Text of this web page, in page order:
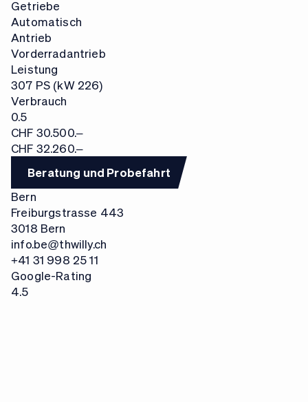
Getriebe
Automatisch
Antrieb
Vorderradantrieb
Leistung
307 PS (kW 226)
Verbrauch
0.5
CHF 30.500.–
CHF 32.260.–
Beratung und Probefahrt
Bern
Freiburgstrasse 443
3018 Bern
info.be@thwilly.ch
+41 31 998 25 11
Google-Rating
4.5